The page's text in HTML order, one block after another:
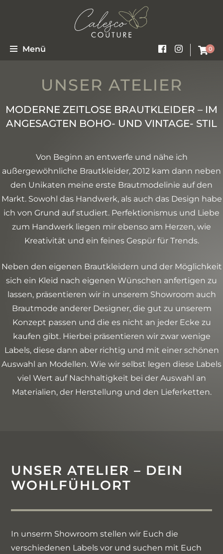
Calesco Couture
Moderne zeitlose Brautkleider – Im angesagten Boho- und Vintage- Stil
Menü 0
UNSER ATELIER
MODERNE ZEITLOSE BRAUTKLEIDER – IM
ANGESAGTEN BOHO- UND VINTAGE- STIL
Von Beginn an entwerfe und nähe ich
außergewöhnliche Brautkleider, 2012 kam dann neben
den Unikaten meine erste Brautmodelinie auf den
Markt. Sowohl das Handwerk, als auch das Design habe
ich von Grund auf studiert. Perfektionismus und Liebe
zum Handwerk liegen mir ebenso am Herzen, wie
Kreativität und ein feines Gespür für Trends.
Neben den eigenen Brautkleidern und der Möglichkeit
sich ein Kleid nach eigenen Wünschen anfertigen zu
lassen, präsentieren wir in unserem Showroom auch
Brautmode anderer Designer, die gut zu unserem
Konzept passen und die es nicht an jeder Ecke zu
kaufen gibt. Hierbei präsentieren wir zwar wenige
Labels, diese dann aber richtig und mit einer schönen
Auswahl an Modellen. Wie wir selbst legen diese Labels
viel Wert auf Nachhaltigkeit bei der Auswahl an
Materialien, der Herstellung und den Lieferketten.
UNSER ATELIER – DEIN
WOHLFÜHLORT
In unserm Showroom stellen wir Euch die
verschiedenen Labels vor und suchen mit Euch